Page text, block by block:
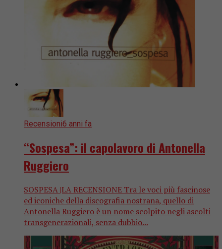
Recensioni6 anni fa
“Sospesa”: il capolavoro di Antonella
Ruggiero
SOSPESA |LA RECENSIONE Tra le voci più fascinose
ed iconiche della discografia nostrana, quello di
Antonella Ruggiero è un nome scolpito negli ascolti
transgenerazionali, senza dubbio...